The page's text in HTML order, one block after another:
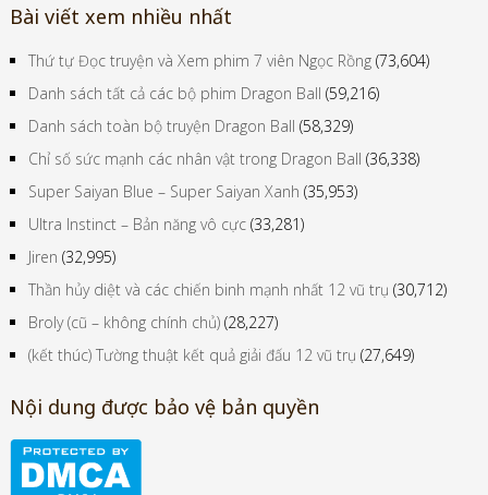
Bài viết xem nhiều nhất
Thứ tự Đọc truyện và Xem phim 7 viên Ngọc Rồng (73,604)
Danh sách tất cả các bộ phim Dragon Ball (59,216)
Danh sách toàn bộ truyện Dragon Ball (58,329)
Chỉ số sức mạnh các nhân vật trong Dragon Ball (36,338)
Super Saiyan Blue – Super Saiyan Xanh (35,953)
Ultra Instinct – Bản năng vô cực (33,281)
Jiren (32,995)
Thần hủy diệt và các chiến binh mạnh nhất 12 vũ trụ (30,712)
Broly (cũ – không chính chủ) (28,227)
(kết thúc) Tường thuật kết quả giải đấu 12 vũ trụ (27,649)
Nội dung được bảo vệ bản quyền